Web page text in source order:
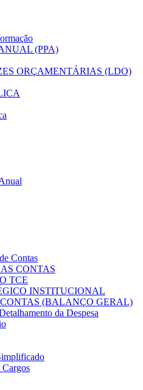
(PPA)
ORÇAMENTÁRIAS (LDO)
Contas
CONTAS
TCE
INSTITUCIONAL
(BALANÇO GERAL)
da Despesa